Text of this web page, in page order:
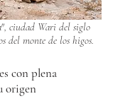
ciudad Wari del siglo
del monte de los higos.
con plena
origen